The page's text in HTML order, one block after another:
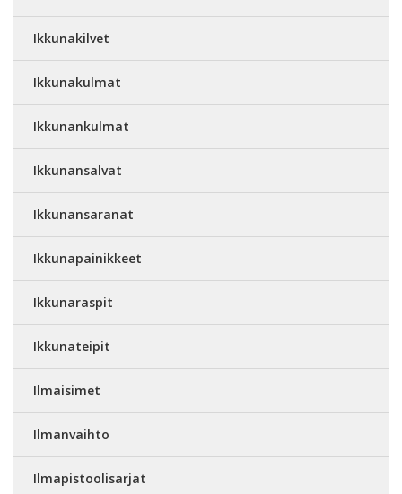
Ikkunakilvet
Ikkunakulmat
Ikkunankulmat
Ikkunansalvat
Ikkunansaranat
Ikkunapainikkeet
Ikkunaraspit
Ikkunateipit
Ilmaisimet
Ilmanvaihto
Ilmapistoolisarjat